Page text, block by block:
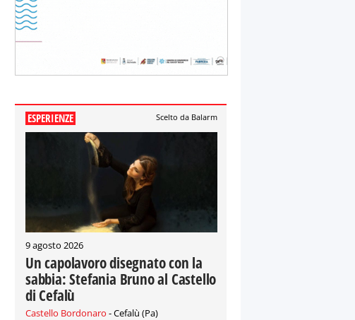
ESPERIENZE Scelto da Balarm
9 agosto 2026
Un capolavoro disegnato con la
sabbia: Stefania Bruno al Castello
di Cefalù
Castello Bordonaro - Cefalù (Pa)